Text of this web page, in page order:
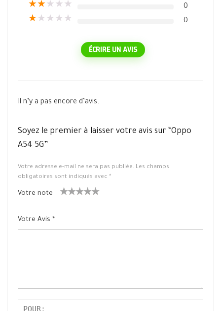
★★★ ★ ★ 0
★★ ★ ★ ★ 0
ÉCRIRE UN AVIS
Il n’y a pas encore d’avis.
Soyez le premier à laisser votre avis sur “Oppo
A54 5G”
Votre adresse e-mail ne sera pas publiée. Les champs
obligatoires sont indiqués avec *
Votre note
oil
sur
Votre Avis *